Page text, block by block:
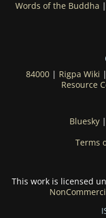
Words of the Buddha |
84000| Rigpa Wiki |
Resource
Bluesky|
Terms
This work is licensed